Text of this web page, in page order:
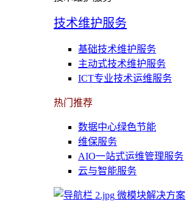
技术维护服务
基础技术维护服务
主动式技术维护服务
ICT专业技术运维服务
热门推荐
数据中心绿色节能
维保服务
AIO一站式运维管理服务
云与智能服务
微模块解决方案